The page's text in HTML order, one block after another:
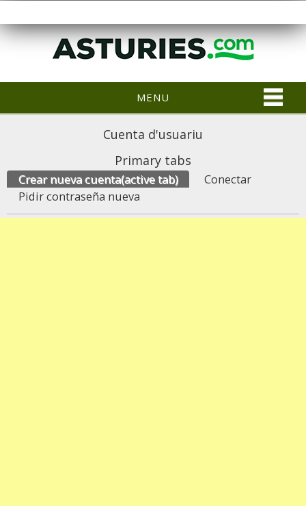
MENU
Cuenta d'usuariu
Primary tabs
Crear nueva cuenta(active tab)
Conectar
Pidir contraseña nueva